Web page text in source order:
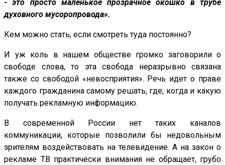
- это просто маленькое прозрачное окошко в трубе
духовного мусоропровода».
Кем можно стать, если смотреть туда постоянно?
И уж коль в нашем обществе громко заговорили о
свободе слова, то эта свобода неразрывно связана
также со свободой «невосприятия». Речь идет о праве
каждого гражданина самому решать, где, когда и какую
получать рекламную информацию.
В современной России нет таких каналов
коммуникации, которые позволили бы недовольным
зрителям воздействовать на телевидение. А на закон о
рекламе ТВ практически внимания не обращает, грубо